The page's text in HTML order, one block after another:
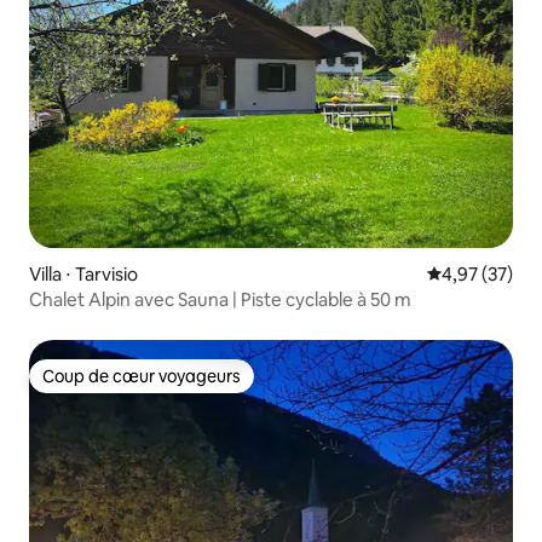
Villa ⋅ Tarvisio Évaluation
4,97 (37)
Chalet Alpin avec Sauna | Piste cyclable à 50 m
Coup de cœur voyageurs
Coup de cœur voyageurs